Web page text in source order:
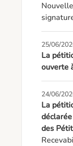
25/06/
La
ouverte
24/06/
La
des